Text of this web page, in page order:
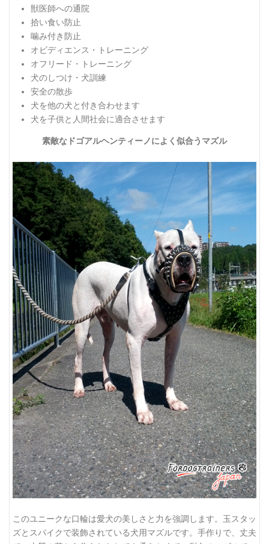
獣医師への通院
拾い食い防止
噛み付き防止
オビディエンス・トレーニング
オフリード・トレーニング
犬のしつけ・犬訓練
安全の散歩
犬を他の犬と付き合わせます
犬を子供と人間社会に適合させます
素敵なドゴアルヘンティーノによく似合うマズル
このユニークな口輪は愛犬の美しさと力を強調します。玉スタッ
ズとスパイクで装飾されている犬用マズルです。手作りで、丈夫